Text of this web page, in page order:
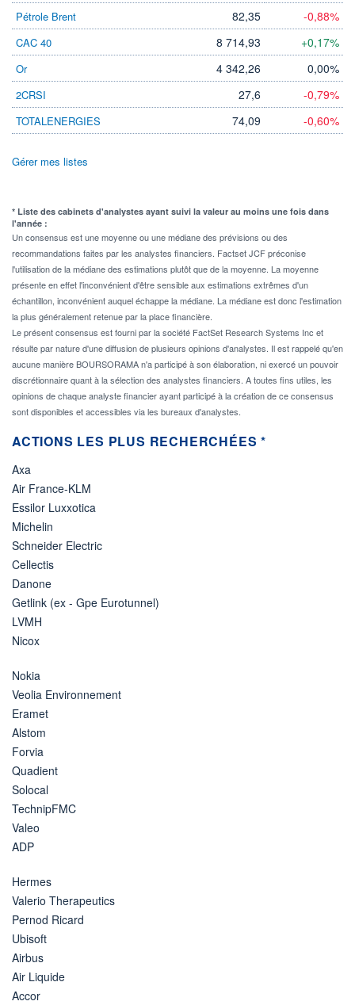
Pétrole Brent 82,35 -0,88%
CAC 40 8 714,93 +0,17%
Or 4 342,26 0,00%
2CRSI 27,6 -0,79%
TOTALENERGIES 74,09 -0,60%
Gérer mes listes
* Liste des cabinets d'analystes ayant suivi la valeur au moins une fois dans
l'année :
Un consensus est une moyenne ou une médiane des prévisions ou des
recommandations faites par les analystes financiers. Factset JCF préconise
l'utilisation de la médiane des estimations plutôt que de la moyenne. La moyenne
présente en effet l'inconvénient d'être sensible aux estimations extrêmes d'un
échantillon, inconvénient auquel échappe la médiane. La médiane est donc l'estimation
la plus généralement retenue par la place financière.
Le présent consensus est fourni par la société FactSet Research Systems Inc et
résulte par nature d'une diffusion de plusieurs opinions d'analystes. Il est rappelé qu'en
aucune manière BOURSORAMA n'a participé à son élaboration, ni exercé un pouvoir
discrétionnaire quant à la sélection des analystes financiers. A toutes fins utiles, les
opinions de chaque analyste financier ayant participé à la création de ce consensus
sont disponibles et accessibles via les bureaux d'analystes.
ACTIONS LES PLUS RECHERCHÉES *
Axa
Air France-KLM
Essilor Luxxotica
Michelin
Schneider Electric
Cellectis
Danone
Getlink (ex - Gpe Eurotunnel)
LVMH
Nicox
Nokia
Veolia Environnement
Eramet
Alstom
Forvia
Quadient
Solocal
TechnipFMC
Valeo
ADP
Hermes
Valerio Therapeutics
Pernod Ricard
Ubisoft
Airbus
Air Liquide
Accor